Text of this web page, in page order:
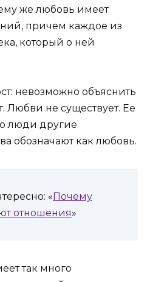
же любовь имеет
причем каждое из
который о ней
невозможно объяснить
Любви не существует. Ее
люди другие
обозначают как любовь.
« Почему
отношения»
так много